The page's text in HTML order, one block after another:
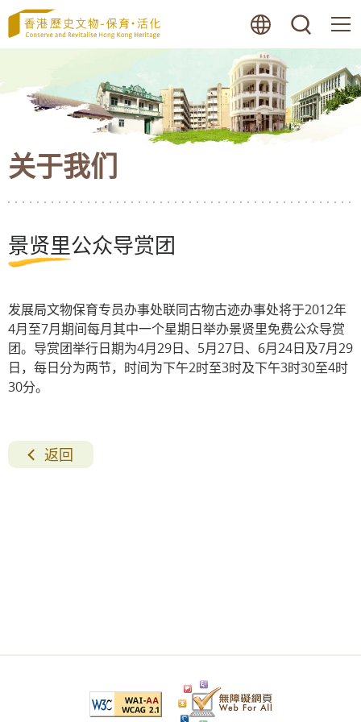
至
内
容
始
关于我们
景贤里公众导赏团
发展局文物保育专员办事处联同古物古迹办事处将于2012年
4月至7月期间每月其中一个星期日举办景贤里免费公众导赏
团。导赏团举行日期为4月29日、5月27日、6月24日及7月29
日，每日分为两节，时间为下午2时至3时及下午3时30至4时
30分。
返回